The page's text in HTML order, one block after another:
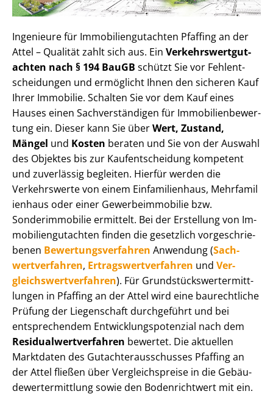
Ingenieure für Im­mo­bi­li­en­gut­ach­ten Pfaffing an der
Attel – Qualität zahlt sich aus. Ein Ver­kehrs­wert­gut­
ach­ten nach § 194 BauGB schützt Sie vor Fehl­ent­
schei­dun­gen und ermöglicht Ihnen den sicheren Kauf
Ihrer Immobilie. Schalten Sie vor dem Kauf eines
Hauses einen Sach­ver­stän­di­gen für Im­mo­bi­li­en­be­wer­
tung ein. Dieser kann Sie überWert, Zustand,
Mängel und Kosten beraten und Sie von der Auswahl
des Objektes bis zur Kauf­ent­schei­dung kompetent
und zuverlässig begleiten. Hierfür werden die
Verkehrswerte von einem Einfamilienhaus, Mehr­fa­mi­l
i­en­haus oder einer Ge­wer­be­im­mo­bi­lie bzw.
Sonderimmobilie ermittelt. Bei der Erstellung von Im­
mo­bi­li­en­gut­ach­ten finden die gesetzlich vor­ge­schrie­
be­nen Be­wer­tungs­ver­fah­ren Anwendung (Sach­
wert­ver­fah­ren, Er­trags­wert­ver­fah­ren und Ver­
gleichs­wert­ver­fah­ren). Für Grund­stücks­wert­ermitt­
lun­gen in Pfaffing an der Attel wird eine baurechtliche
Prüfung der Liegenschaft durchgeführt und bei
entsprechendem Ent­wick­lungs­po­ten­zi­al nach dem
Re­si­du­al­wert­ver­fah­ren bewertet. Die aktuellen
Marktdaten des Gut­ach­ter­aus­schus­ses Pfaffing an
der Attel fließen über Ver­gleichs­prei­se in die Ge­bäu­
de­wert­ermitt­lung sowie den Bodenrichtwert mit ein.